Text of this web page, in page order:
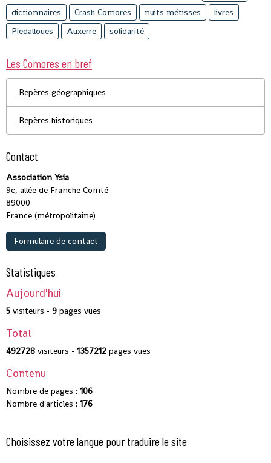
dictionnaires Crash Comores nuits métisses
livres
Piedalloues
Auxerre solidarité
Les Comores en bref
Repères géographiques
Repères historiques
Contact
Association Ysia
9c, allée de Franche Comté
89000
France (métropolitaine)
Formulaire de contact
Statistiques
Aujourd'hui
5 visiteurs - 9 pages vues
Total
492728 visiteurs - 1357212 pages vues
Contenu
Nombre de pages : 106
Nombre d'articles : 176
Choisissez votre langue pour traduire le site